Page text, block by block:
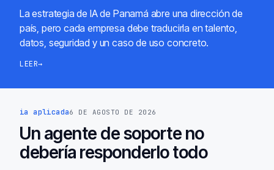
La estrategia de IA de Panamá abre una dirección de
país, pero cada empresa debe traducirla en talento,
datos, seguridad y un caso de uso concreto.
LEER→
ia aplicada6 DE AGOSTO DE 2026
Un agente de soporte no
debería responderlo todo